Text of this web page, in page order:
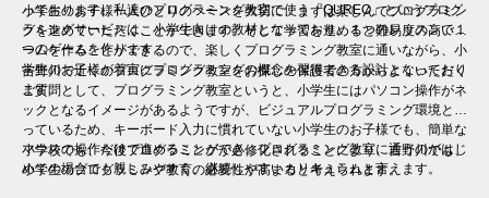
っております。私達のプログラミング教室で使う「QUREO」というプログ
ラミングサービスは、小学生向けの教材となっており、１つのレッスンで１
つのゲームを作ります。
小学生のお子様一人ひとりのペースを大切に、まずは楽しんでプログラミン
グを進めていただくことができます。そして学習を進めると難易度の高いゲ
ームを作ることができるので、楽しくプログラミング教室に通いながら、小
学生のお子様が着実にプログラミングの概念を習得できる設計となっており
ます。
吉野川で近くのプログラミング教室をお探しの保護者の方からよくいただく
ご質問として、プログラミング教室というと、小学生にはパソコン操作がネ
ックとなるイメージがあるようですが、ビジュアルプログラミング環境とな
っているため、キーボード入力に慣れていない小学生のお子様でも、簡単な
マウスの操作だけで進めることができ、プログラミング教室に通うのがはじ
めての場合でも親しみやすく、継続しやすいカリキュラムと言えます。
小学校でも、今後プログラミングが必修化されることにより、吉野川でも、
小学生のプログラミング教育の必要性が高まると考えられます。